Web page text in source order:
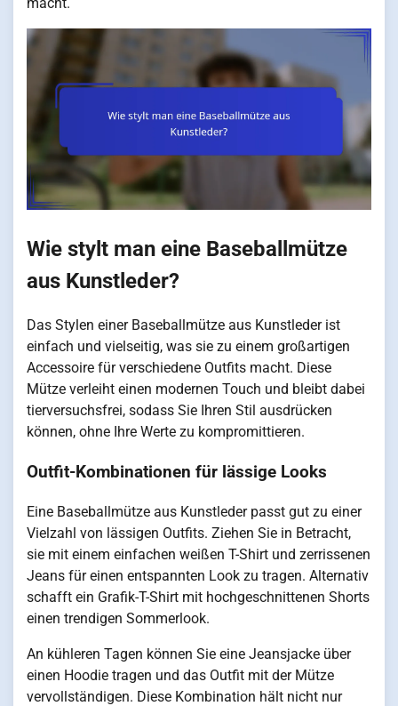
Wie stylt man eine Baseballmütze
aus Kunstleder?
Das Stylen einer Baseballmütze aus Kunstleder ist
einfach und vielseitig, was sie zu einem großartigen
Accessoire für verschiedene Outfits macht. Diese
Mütze verleiht einen modernen Touch und bleibt dabei
tierversuchsfrei, sodass Sie Ihren Stil ausdrücken
können, ohne Ihre Werte zu kompromittieren.
Outfit-Kombinationen für lässige Looks
Eine Baseballmütze aus Kunstleder passt gut zu einer
Vielzahl von lässigen Outfits. Ziehen Sie in Betracht,
sie mit einem einfachen weißen T-Shirt und zerrissenen
Jeans für einen entspannten Look zu tragen. Alternativ
schafft ein Grafik-T-Shirt mit hochgeschnittenen Shorts
einen trendigen Sommerlook.
An kühleren Tagen können Sie eine Jeansjacke über
einen Hoodie tragen und das Outfit mit der Mütze
vervollständigen. Diese Kombination hält nicht nur